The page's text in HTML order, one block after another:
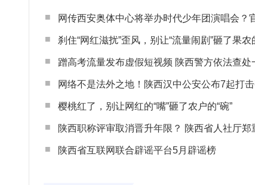
网传西安奥体中心将举办时代少年团演唱会？官方回应：纯
刹住“网红滋扰”歪风，别让“流量闹剧”砸了果农
蹭高考流量发布虚假短视频 陕西警方依法查处一起涉高考网络
网络不是法外之地！陕西汉中公安公布7起打击整治网谣网暴典型
樱桃红了，别让网红的“嘴”砸了农户的“碗”
陕西职称评审取消晋升年限？ 陕西省人社厅郑重声明 谨防职称评审不实言
陕西省互联网联合辟谣平台5月辟谣榜